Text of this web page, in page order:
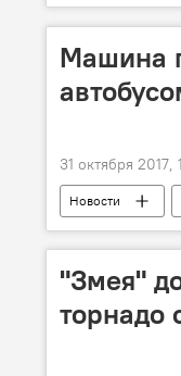
Маргарита
Машина
31 октября 2017,
Новости
посольство
"Змея"
торнадо